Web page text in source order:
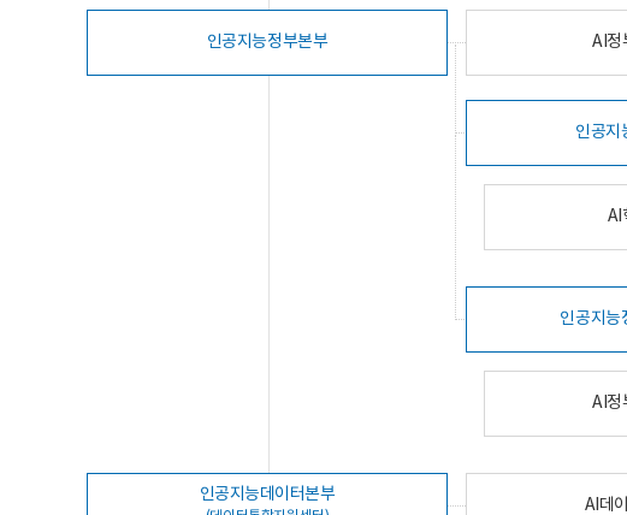
인공지능정부본부 AI정
인공지
AI
인공지능
AI정
인공지능데이터본부
AI데